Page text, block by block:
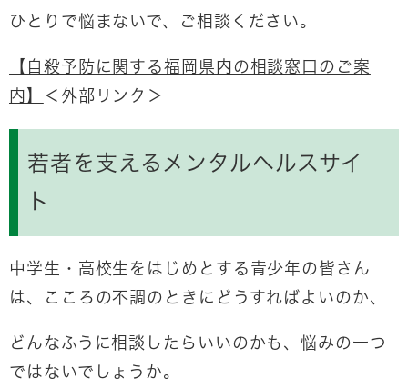
ひとりで悩まないで、ご相談ください。
【自殺予防に関する福岡県内の相談窓口のご案
内】
＜外部リンク＞
若者を支えるメンタルヘルスサイ
ト
中学生・高校生をはじめとする青少年の皆さん
は、こころの不調のときにどうすればよいのか、
どんなふうに相談したらいいのかも、悩みの一つ
ではないでしょうか。